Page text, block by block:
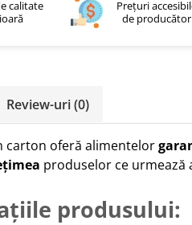
calitate
Prețuri
de producător
Review-uri(0)
carton oferă alimentelor
produselor ce urmează
produsului: